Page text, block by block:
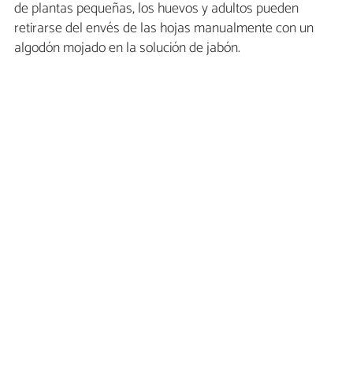
de plantas pequeñas, los huevos y adultos pueden
retirarse del envés de las hojas manualmente con un
algodón mojado en la solución de jabón.